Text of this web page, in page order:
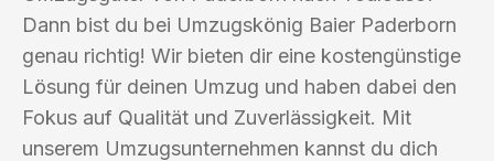
Dann bist du bei Umzugskönig Baier Paderborn
genau richtig! Wir bieten dir eine kostengünstige
Lösung für deinen Umzug und haben dabei den
Fokus auf Qualität und Zuverlässigkeit. Mit
unserem Umzugsunternehmen kannst du dich